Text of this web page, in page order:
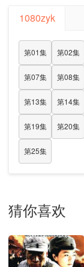
1080zyk
第01集 第02集
第07集 第08集
第13集 第14集
第19集 第20集
第25集
猜你喜欢